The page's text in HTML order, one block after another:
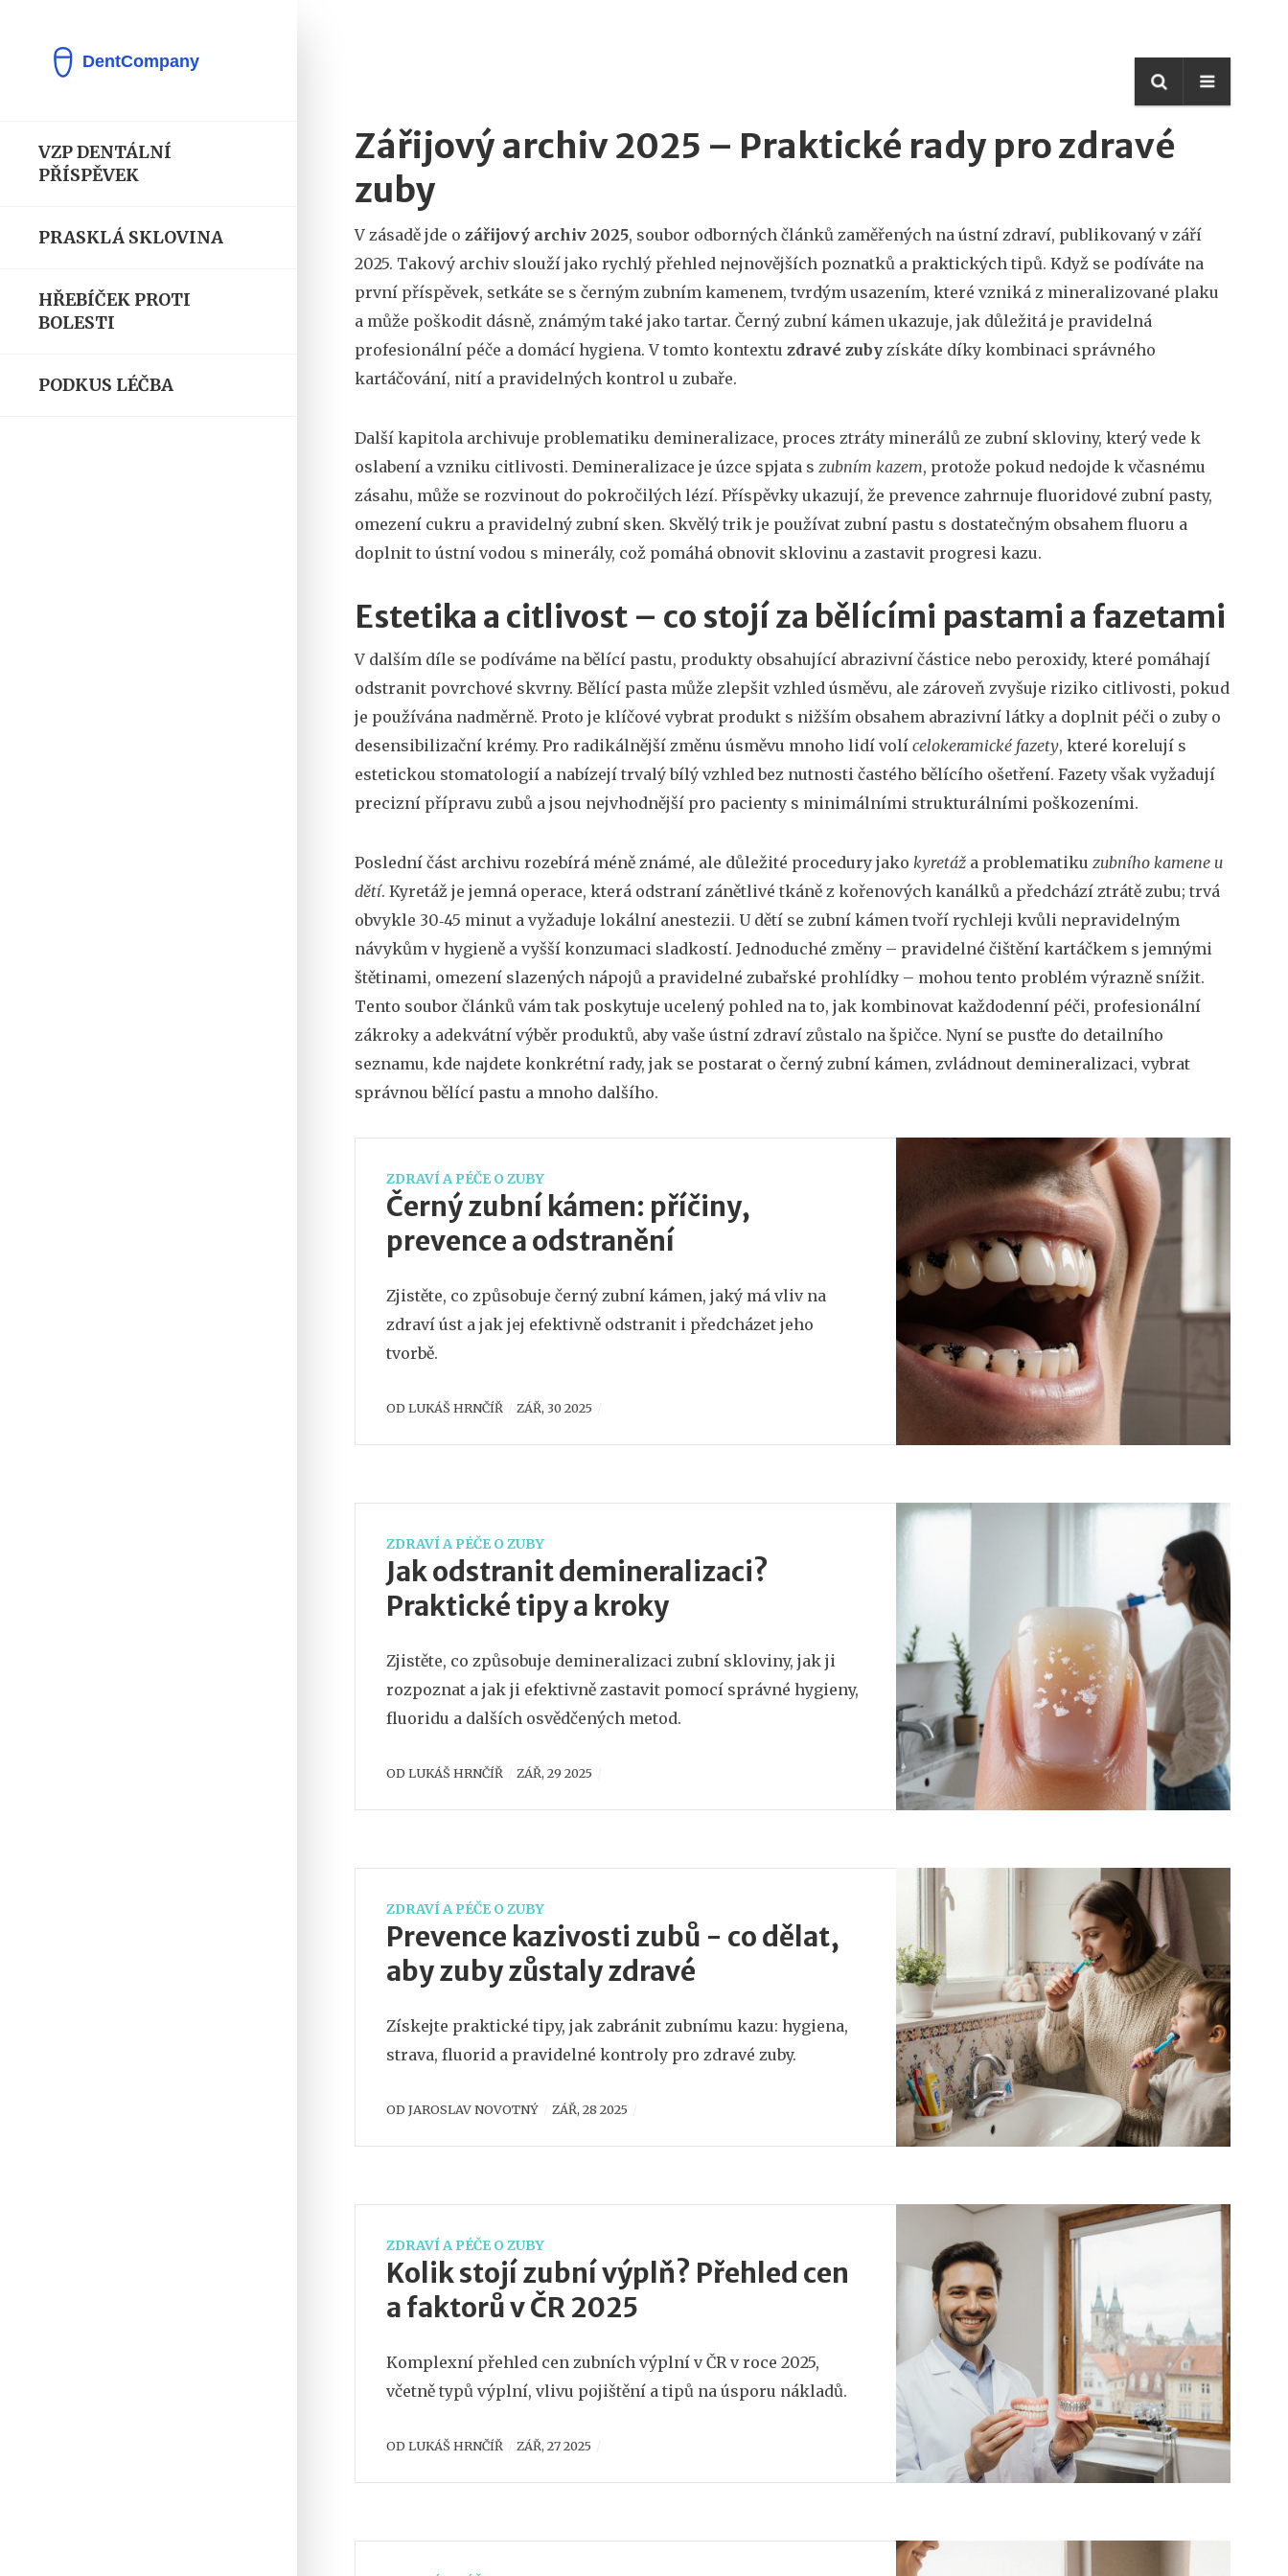
VZP DENTÁLNÍ
PŘÍSPĚVEK
PRASKLÁ SKLOVINA
HŘEBÍČEK PROTI
BOLESTI
PODKUS LÉČBA
Zářijový archiv 2025 – Praktické rady pro zdravé
zuby
V zásadě jde o zářijový archiv 2025, soubor odborných článků zaměřených na ústní zdraví, publikovaný v září
2025. Takový archiv slouží jako rychlý přehled nejnovějších poznatků a praktických tipů. Když se podíváte na
první příspěvek, setkáte se s černým zubním kamenem, tvrdým usazením, které vzniká z mineralizované plaku
a může poškodit dásně, známým také jako tartar. Černý zubní kámen ukazuje, jak důležitá je pravidelná
profesionální péče a domácí hygiena. V tomto kontextu zdravé zuby získáte díky kombinaci správného
kartáčování, nití a pravidelných kontrol u zubaře.
Další kapitola archivuje problematiku demineralizace, proces ztráty minerálů ze zubní skloviny, který vede k
oslabení a vzniku citlivosti. Demineralizace je úzce spjata s zubním kazem, protože pokud nedojde k včasnému
zásahu, může se rozvinout do pokročilých lézí. Příspěvky ukazují, že prevence zahrnuje fluoridové zubní pasty,
omezení cukru a pravidelný zubní sken. Skvělý trik je používat zubní pastu s dostatečným obsahem fluoru a
doplnit to ústní vodou s minerály, což pomáhá obnovit sklovinu a zastavit progresi kazu.
Estetika a citlivost – co stojí za bělícími pastami a fazetami
V dalším díle se podíváme nabělící pastu, produkty obsahující abrazivní částice nebo peroxidy, které pomáhají
odstranit povrchové skvrny. Bělící pasta může zlepšit vzhled úsměvu, ale zároveň zvyšuje riziko citlivosti, pokud
je používána nadměrně. Proto je klíčové vybrat produkt s nižším obsahem abrazivní látky a doplnit péči o zuby o
desensibilizační krémy. Pro radikálnější změnu úsměvu mnoho lidí volí celokeramické fazety, které korelují s
estetickou stomatologií a nabízejí trvalý bílý vzhled bez nutnosti častého bělícího ošetření. Fazety však vyžadují
precizní přípravu zubů a jsou nejvhodnější pro pacienty s minimálními strukturálními poškozeními.
Poslední část archivu rozebírá méně známé, ale důležité procedury jako kyretáž a problematiku zubního kamene u
dětí. Kyretáž je jemná operace, která odstraní zánětlivé tkáně z kořenových kanálků a předchází ztrátě zubu; trvá
obvykle 30‑45 minut a vyžaduje lokální anestezii. U dětí se zubní kámen tvoří rychleji kvůli nepravidelným
návykům v hygieně a vyšší konzumaci sladkostí. Jednoduché změny – pravidelné čištění kartáčkem s jemnými
štětinami, omezení slazených nápojů a pravidelné zubařské prohlídky – mohou tento problém výrazně snížit.
Tento soubor článků vám tak poskytuje ucelený pohled na to, jak kombinovat každodenní péči, profesionální
zákroky a adekvátní výběr produktů, aby vaše ústní zdraví zůstalo na špičce. Nyní se pusťte do detailního
seznamu, kde najdete konkrétní rady, jak se postarat o černý zubní kámen, zvládnout demineralizaci, vybrat
správnou bělící pastu a mnoho dalšího.
ZDRAVÍ A PÉČE O ZUBY
Černý zubní kámen: příčiny,
prevence a odstranění
Zjistěte, co způsobuje černý zubní kámen, jaký má vliv na
zdraví úst a jak jej efektivně odstranit i předcházet jeho
tvorbě.
OD LUKÁŠ HRNČÍŘ ZÁŘ, 30 2025
ZDRAVÍ A PÉČE O ZUBY
Jak odstranit demineralizaci?
Praktické tipy a kroky
Zjistěte, co způsobuje demineralizaci zubní skloviny, jak ji
rozpoznat a jak ji efektivně zastavit pomocí správné hygieny,
fluoridu a dalších osvědčených metod.
OD LUKÁŠ HRNČÍŘ ZÁŘ, 29 2025
ZDRAVÍ A PÉČE O ZUBY
Prevence kazivosti zubů - co dělat,
aby zuby zůstaly zdravé
Získejte praktické tipy, jak zabránit zubnímu kazu: hygiena,
strava, fluorid a pravidelné kontroly pro zdravé zuby.
OD JAROSLAV NOVOTNÝ ZÁŘ, 28 2025
ZDRAVÍ A PÉČE O ZUBY
Kolik stojí zubní výplň? Přehled cen
a faktorů v ČR 2025
Komplexní přehled cen zubních výplní v ČR v roce 2025,
včetně typů výplní, vlivu pojištění a tipů na úsporu nákladů.
OD LUKÁŠ HRNČÍŘ ZÁŘ, 27 2025